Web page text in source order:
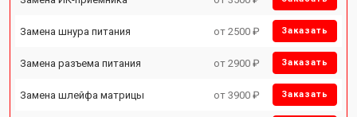
Замена шнура питания от 2500 ₽ Заказать
Замена разъема питания от 2900 ₽ Заказать
Замена шлейфа матрицы от 3900 ₽ Заказать